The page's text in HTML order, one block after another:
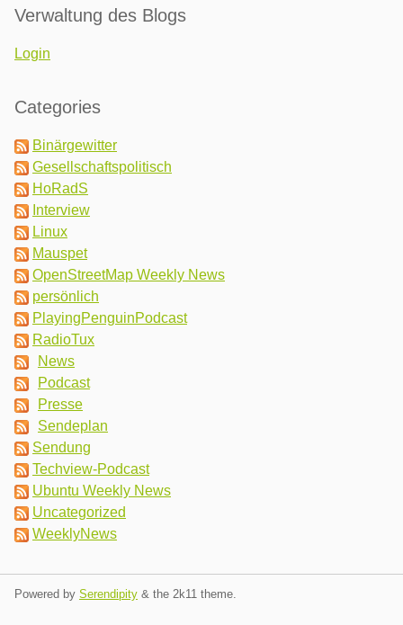
Verwaltung des Blogs
Login
Categories
Binärgewitter
Gesellschaftspolitisch
HoRadS
Interview
Linux
Mauspet
OpenStreetMap Weekly News
persönlich
PlayingPenguinPodcast
RadioTux
News
Podcast
Presse
Sendeplan
Sendung
Techview-Podcast
Ubuntu Weekly News
Uncategorized
WeeklyNews
Powered by Serendipity & the 2k11 theme.